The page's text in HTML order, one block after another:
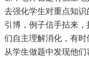
去强化学生对重点知
引博，例子信手拈来
们自主理解消化，有时
从学生做题中发现他